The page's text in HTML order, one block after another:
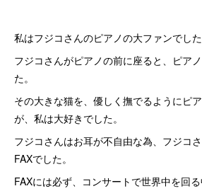
私はフジコさんのピアノの大ファンでした
フジコさんがピアノの前に座ると、ピア
た。
その大きな猫を、優しく撫でるようにピ
が、私は大好きでした。
フジコさんはお耳が不自由な為、フジコ
FAXでした。
FAXには必ず、コンサートで世界中を回